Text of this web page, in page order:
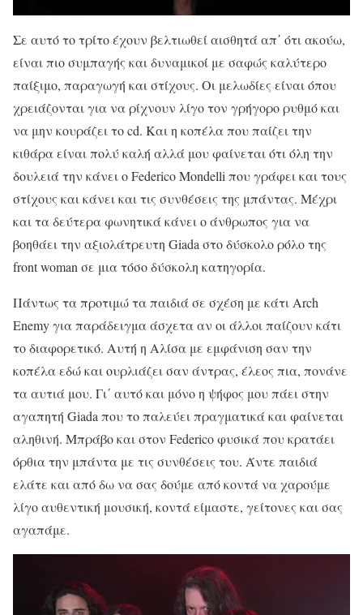
Σε αυτό το τρίτο έχουν βελτιωθεί αισθητά απ΄ ότι ακούω,
είναι πιο συμπαγής και δυναμικοί με σαφώς καλύτερο
παίξιμο, παραγωγή και στίχους. Οι μελωδίες είναι όπου
χρειάζονται για να ρίχνουν λίγο τον γρήγορο ρυθμό και
να μην κουράζει το cd. Και η κοπέλα που παίζει την
κιθάρα είναι πολύ καλή αλλά μου φαίνεται ότι όλη την
δουλειά την κάνει ο Federico Mondelli που γράφει και τους
στίχους και κάνει και τις συνθέσεις της μπάντας. Μέχρι
και τα δεύτερα φωνητικά κάνει ο άνθρωπος για να
βοηθάει την αξιολάτρευτη Giada στο δύσκολο ρόλο της
front woman σε μια τόσο δύσκολη κατηγορία.
Πάντως τα προτιμώ τα παιδιά σε σχέση με κάτι Arch
Enemy για παράδειγμα άσχετα αν οι άλλοι παίζουν κάτι
το διαφορετικό. Αυτή η Αλίσα με εμφάνιση σαν την
κοπέλα εδώ και ουρλιάζει σαν άντρας, έλεος πια, πονάνε
τα αυτιά μου. Γι΄ αυτό και μόνο η ψήφος μου πάει στην
αγαπητή Giada που το παλεύει πραγματικά και φαίνεται
αληθινή. Μπράβο και στον Federico φυσικά που κρατάει
όρθια την μπάντα με τις συνθέσεις του. Άντε παιδιά
ελάτε και από δω να σας δούμε από κοντά να χαρούμε
λίγο αυθεντική μουσική, κοντά είμαστε, γείτονες και σας
αγαπάμε.